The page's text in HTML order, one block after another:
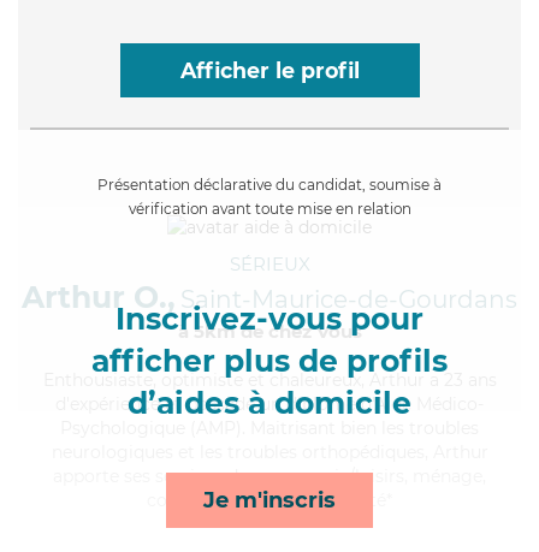
Afficher le profil
Présentation déclarative du candidat, soumise à
vérification avant toute mise en relation
Inscrivez-vous pour
afficher plus de profils
d’aides à domicile
Je m'inscris
SÉRIEUX
Arthur O., Saint-Maurice-de-Gourdans
à 5km de chez Vous
, optimiste et chaleureux, Arthur a 23 ans
d'expérience et possède un diplôme d'Aide Médico-
apporte ses services de compagnie/loisirs, ménage,
courses/livraison et mobilité*